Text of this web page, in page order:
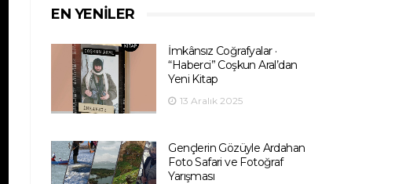
EN YENILER
İmkânsız Coğrafyalar ·
“Haberci” Coşkun Aral’dan
Yeni Kitap
13 Aralık 2025
Gençlerin Gözüyle Ardahan
Foto Safari ve Fotoğraf
Yarışması